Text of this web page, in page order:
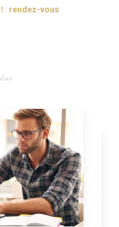
: rendez-vous